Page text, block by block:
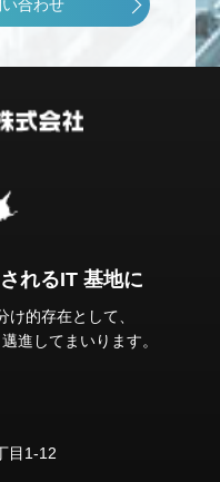
合わせ
れるIT 基地に
的存在として、
進してまいります。
目1-12